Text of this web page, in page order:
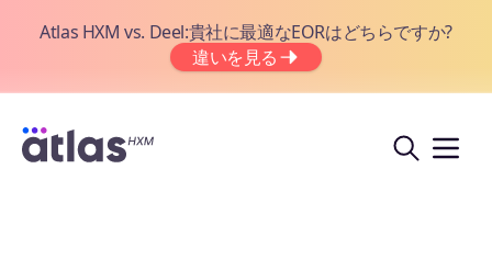
Atlas HXM vs. Deel:貴社に最適なEORはどちらですか?
違いを見る